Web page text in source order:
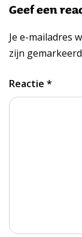
Geef een
Je e-mailadres
zijn
Reactie *